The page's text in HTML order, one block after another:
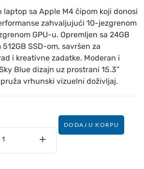
laptop sa Apple M4 čipom koji donosi
zahvaljujući 10-jezgrenom
GPU-u. Opremljen sa 24GB
SSD-om, savršen za
i kreativne zadatke. Moderan i
Blue dizajn uz prostrani 15.3”
vrhunski vizuelni doživljaj.
DODAJ U KORPU